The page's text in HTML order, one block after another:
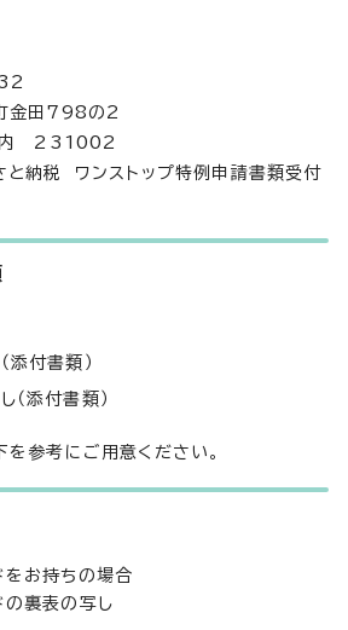
金田798の2
内 231002
と納税 ワンストップ特例申請書類受付
添付書類）
（添付書類）
参考にご用意ください。
をお持ちの場合
の裏表の写し